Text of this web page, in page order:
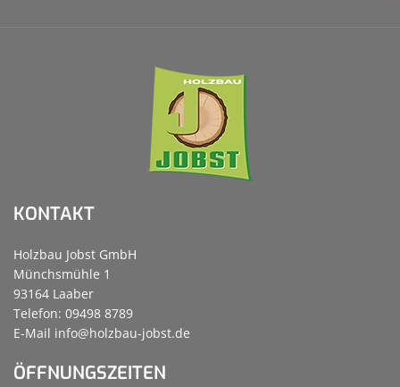
KONTAKT
Holzbau Jobst GmbH
Münchsmühle 1
93164 Laaber
Telefon: 09498 8789
E-Mail info@holzbau-jobst.de
ÖFFNUNGSZEITEN